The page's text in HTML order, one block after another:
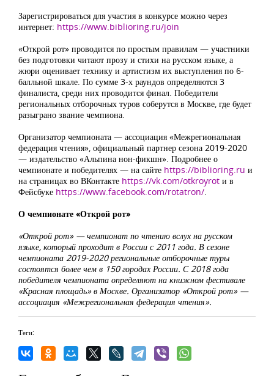
Зарегистрироваться для участия в конкурсе можно через
интернет: https://www.biblioring.ru/join
«Открой рот» проводится по простым правилам — участники
без подготовки читают прозу и стихи на русском языке, а
жюри оценивает технику и артистизм их выступления по 6-
балльной шкале. По сумме 3-х раундов определяются 3
финалиста, среди них проводится финал. Победители
региональных отборочных туров соберутся в Москве, где будет
разыграно звание чемпиона.
Организатор чемпионата — ассоциация «Межрегиональная
федерация чтения», официальный партнер сезона 2019-2020
— издательство «Альпина нон-фикшн». Подробнее о
чемпионате и победителях — на сайте https://biblioring.ru и
на страницах во ВКонтакте https://vk.com/otkroyrot и в
Фейсбуке https://www.facebook.com/rotatron/.
О чемпионате «Открой рот»
«Открой рот» — чемпионат по чтению вслух на русском
языке, который проходит в России с 2011 года. В сезоне
чемпионата 2019-2020 региональные отборочные туры
состоятся более чем в 150 городах России. С 2018 года
победителя чемпионата определяют на книжном фестивале
«Красная площадь» в Москве. Организатор «Открой рот» —
ассоциация «Межрегиональная федерация чтения».
Теги: